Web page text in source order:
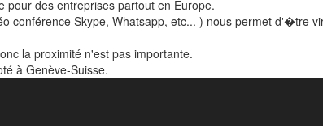
pour des entreprises partout en Europe.
conférence Skype, Whatsapp, etc... ) nous permet d'�tre
la proximité n'est pas importante.
à Genève-Suisse.